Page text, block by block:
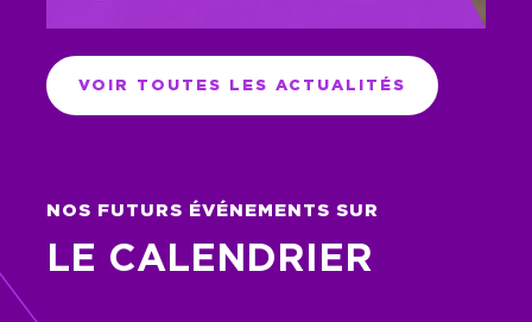
VOIR TOUTES LES ACTUALITÉS
NOS FUTURS ÉVÉNEMENTS SUR
LE CALENDRIER